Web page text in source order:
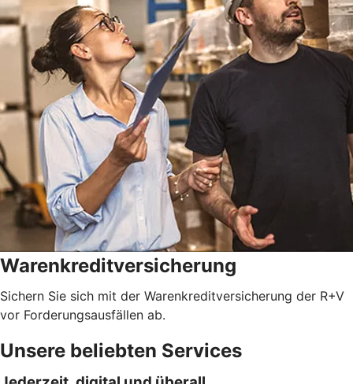
Warenkreditversicherung
Sichern Sie sich mit der Warenkreditversicherung der R+V
vor Forderungsausfällen ab.
Unsere beliebten Services